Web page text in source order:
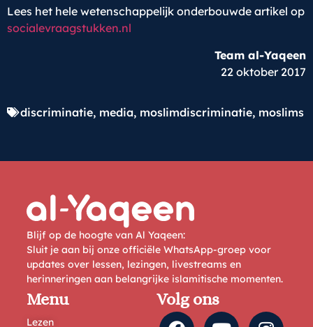
Lees het hele wetenschappelijk onderbouwde artikel op
socialevraagstukken.nl
Team al-Yaqeen
22 oktober 2017
discriminatie, media, moslimdiscriminatie, moslims
Blijf op de hoogte van Al Yaqeen:
Sluit je aan bij onze officiële WhatsApp-groep voor
updates over lessen, lezingen, livestreams en
herinneringen aan belangrijke islamitische momenten.
Menu
Lezen
Volg ons